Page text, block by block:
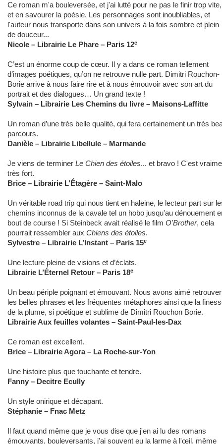
Ce roman m'a bouleversée, et j'ai lutté pour ne pas le finir trop vite,
et en savourer la poésie. Les personnages sont inoubliables, et
l'auteur nous transporte dans son univers à la fois sombre et plein
de douceur...
Nicole – Librairie Le Phare – Paris 12e
C’est un énorme coup de cœur. Il y a dans ce roman tellement
d’images poétiques, qu’on ne retrouve nulle part. Dimitri Rouchon-
Borie arrive à nous faire rire et à nous émouvoir avec son art du
portrait et des dialogues… Un grand texte !
Sylvain – Librairie Les Chemins du livre – Maisons-Laffitte
Un roman d’une très belle qualité, qui fera certainement un très
parcours.
Danièle – Librairie Libellule – Marmande
Je viens de terminer Le Chien des étoiles... et bravo ! C'est
très fort.
Brice – Librairie L’Étagère – Saint-Malo
Un véritable road trip qui nous tient en haleine, le lecteur part sur
chemins inconnus de la cavale tel un hobo jusqu'au dénouement
bout de course ! Si Steinbeck avait réalisé le film O'Brother, cela
pourrait ressembler aux Chiens des étoiles.
Sylvestre – Librairie L’Instant – Paris 15e
Une lecture pleine de visions et d’éclats.
Librairie L’Éternel Retour – Paris 18e
Un beau périple poignant et émouvant. Nous avons aimé retrouver
les belles phrases et les fréquentes métaphores ainsi que la
de la plume, si poétique et sublime de Dimitri Rouchon Borie.
Librairie Aux feuilles volantes – Saint-Paul-les-Dax
Ce roman est excellent.
Brice – Librairie Agora – La Roche-sur-Yon
Une histoire plus que touchante et tendre.
Fanny – Decitre Ecully
Un style onirique et décapant.
Stéphanie – Fnac Metz
Il faut quand même que je vous dise que j'en ai lu des romans
émouvants, bouleversants, j'ai souvent eu la larme à l'œil, même